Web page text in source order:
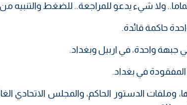
ولا شيء يدعو للمراجعة.. للضغط والتنبيه من
حاكمة قائدة.
جبهة واحدة، في اربيل وبغداد.
المفقودة في بغداد.
وملفات الدستور الحاكم، والمجلس الاتحادي